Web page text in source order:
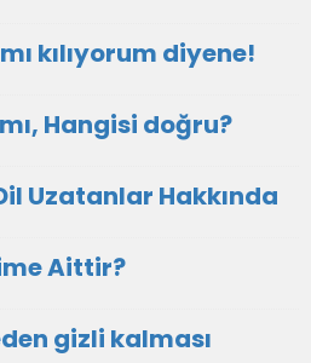
kılıyorum diyene!
Hangisi doğru?
Uzatanlar Hakkında
Aittir?
gizli kalması